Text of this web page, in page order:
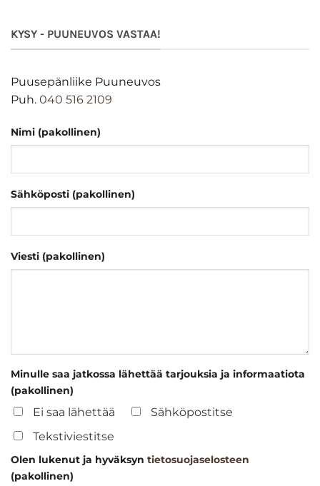
KYSY - PUUNEUVOS VASTAA!
Puusepänliike Puuneuvos
Puh. 040 516 2109
Nimi (pakollinen)
Sähköposti (pakollinen)
Viesti (pakollinen)
Minulle saa jatkossa lähettää tarjouksia ja informaatiota
(pakollinen)
Ei saa lähettää
Sähköpostitse
Tekstiviestitse
Olen lukenut ja hyväksyn tietosuojaselosteen
(pakollinen)